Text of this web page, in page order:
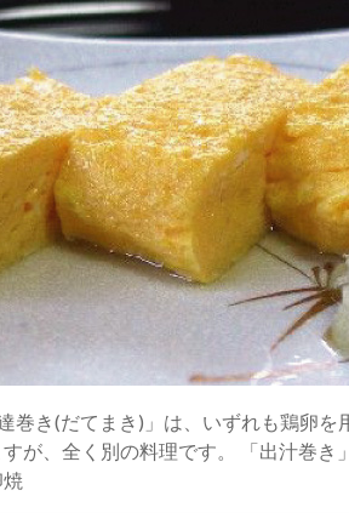
巻き(だてまき)」は、いずれも鶏卵
が、全く別の料理です。 「出汁巻き